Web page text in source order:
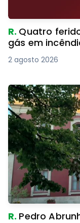
R. Quatro
gás em
2 agosto 2026
R. Pedro